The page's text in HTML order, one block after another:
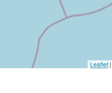
Leaflet |